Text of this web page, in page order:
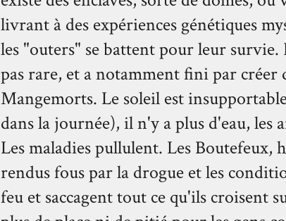
livrant à des expériences génétiques
les "outers" se battent pour leur survie.
pas rare, et a notamment fini par créer
Mangemorts. Le soleil est
dans la journée), il n'y a plus d'eau, les
Les maladies pullulent. Les Boutefeux,
rendus fous par la drogue et les
feu et saccagent tout ce qu'ils croisent